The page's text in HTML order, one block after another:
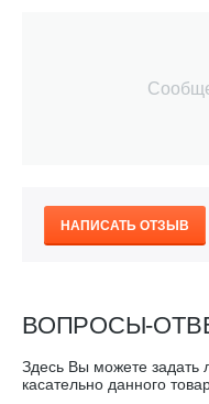
НАПИСАТЬ ОТЗЫВ
ВОПРОСЫ-
Здесь Вы можете
касательно данного